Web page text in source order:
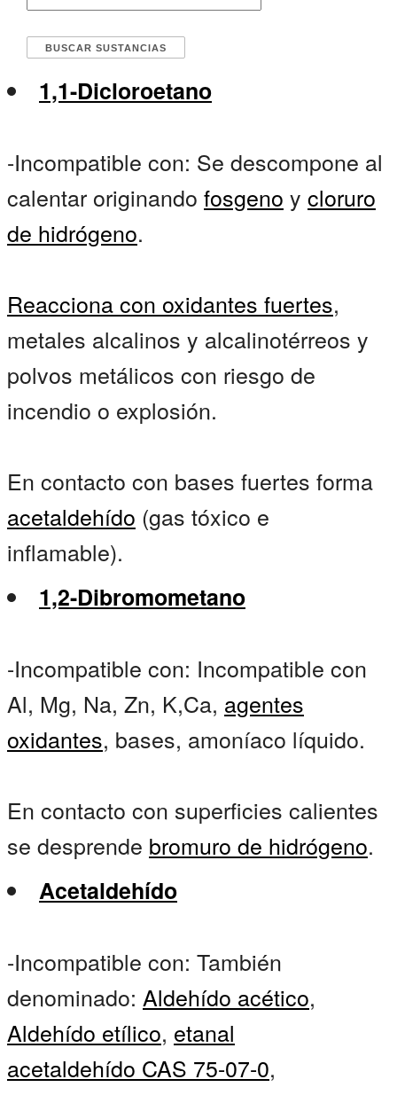
1,1-Dicloroetano
-Incompatible con: Se descompone al
calentar originando fosgeno y cloruro
de hidrógeno.
Reacciona con oxidantes fuertes,
metales alcalinos y alcalinotérreos y
polvos metálicos con riesgo de
incendio o explosión.
En contacto con bases fuertes forma
acetaldehído (gas tóxico e
inflamable).
1,2-Dibromometano
-Incompatible con: Incompatible con
Al, Mg, Na, Zn, K,Ca, agentes
oxidantes, bases, amoníaco líquido.
En contacto con superficies calientes
se desprende bromuro de hidrógeno.
Acetaldehído
-Incompatible con: También
denominado: Aldehído acético,
Aldehído etílico, etanal
acetaldehído CAS 75-07-0,